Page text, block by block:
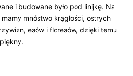
i budowane było pod linijkę. Na
mnóstwo krągłości, ostrych
esów i floresów, dzięki temu